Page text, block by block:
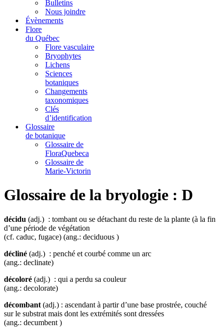
Bulletins
Nous joindre
Évènements
Flore
du Québec
Flore vasculaire
Bryophytes
Lichens
Sciences
botaniques
Changements
taxonomiques
Clés
d’identification
Glossaire
de botanique
Glossaire de
FloraQuebeca
Glossaire de
Marie-Victorin
Glossaire de la bryologie : D
décidu (adj.) : tombant ou se détachant du reste de la plante (à la fin
d’une période de végétation
(cf. caduc, fugace) (ang.: deciduous )
décliné (adj.) : penché et courbé comme un arc
(ang.: declinate)
décoloré (adj.) : qui a perdu sa couleur
(ang.: decolorate)
décombant (adj.) : ascendant à partir d’une base prostrée, couché
sur le substrat mais dont les extrémités sont dressées
(ang.: decumbent )